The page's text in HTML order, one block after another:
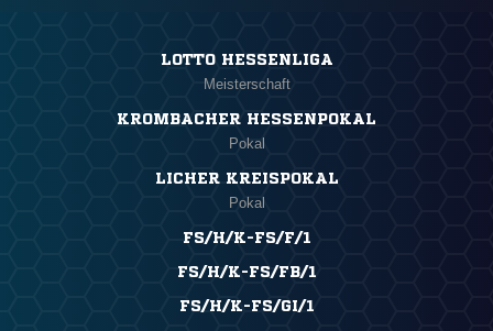
LOTTO HESSENLIGA
Meisterschaft
KROMBACHER HESSENPOKAL
Pokal
LICHER KREISPOKAL
Pokal
FS/H/K-FS/F/1
FS/H/K-FS/FB/1
FS/H/K-FS/GI/1